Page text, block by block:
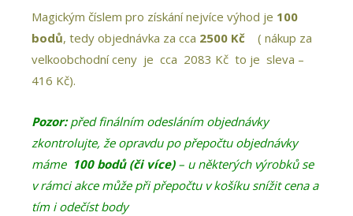
Magickým číslem pro získání nejvíce výhod je 100
bodů, tedy objednávka za cca 2500 Kč
( nákup za
velkoobchodní ceny je cca 2083 Kč to je sleva –
416 Kč).
Pozor:před finálním odesláním objednávky
zkontrolujte, že opravdu po přepočtu objednávky
máme 100 bodů (či více)– u některých výrobků se
v rámci akce může při přepočtu v košíku snížit cena a
tím i odečíst body